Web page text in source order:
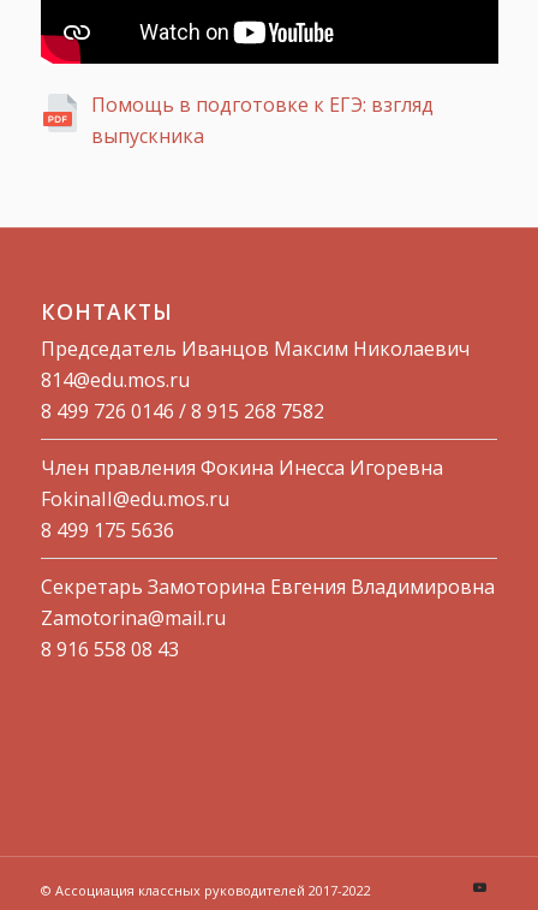
Помощь в подготовке к ЕГЭ: взгляд
выпускника
КОНТАКТЫ
Председатель Иванцов Максим Николаевич
814@edu.mos.ru​
8 499 726 0146 / 8 915 268 7582
Член правления Фокина Инесса Игоревна
FokinaII@edu.mos.ru
8 499 175 5636
Секретарь Замоторина Евгения Владимировна
Zamotorina@mail.ru
8 916 558 08 43
© Ассоциация классных руководителей 2017-2022